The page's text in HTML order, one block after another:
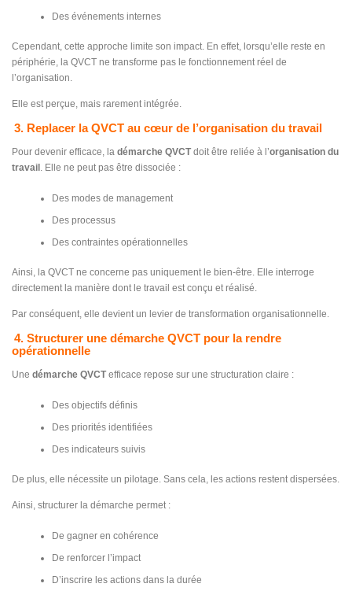
Des événements internes
Cependant, cette approche limite son impact. En effet, lorsqu’elle reste en
périphérie, la QVCT ne transforme pas le fonctionnement réel de
l’organisation.
Elle est perçue, mais rarement intégrée.
3. Replacer la QVCT au cœur de l’organisation du travail
Pour devenir efficace, la démarche QVCTdoit être reliée à l’organisation du
travail . Elle ne peut pas être dissociée :
Des modes de management
Des processus
Des contraintes opérationnelles
Ainsi, la QVCT ne concerne pas uniquement le bien-être. Elle interroge
directement la manière dont le travail est conçu et réalisé.
Par conséquent, elle devient un levier de transformation organisationnelle.
4. Structurer une démarche QVCT pour la rendre
opérationnelle
Une démarche QVCTefficace repose sur une structuration claire :
Des objectifs définis
Des priorités identifiées
Des indicateurs suivis
De plus, elle nécessite un pilotage. Sans cela, les actions restent dispersées.
Ainsi, structurer la démarche permet :
De gagner en cohérence
De renforcer l’impact
D’inscrire les actions dans la durée